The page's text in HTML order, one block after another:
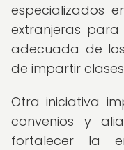
especializados
extranjeras
adecuada de
de impartir
Otra iniciativa
convenios y
fortalecer la